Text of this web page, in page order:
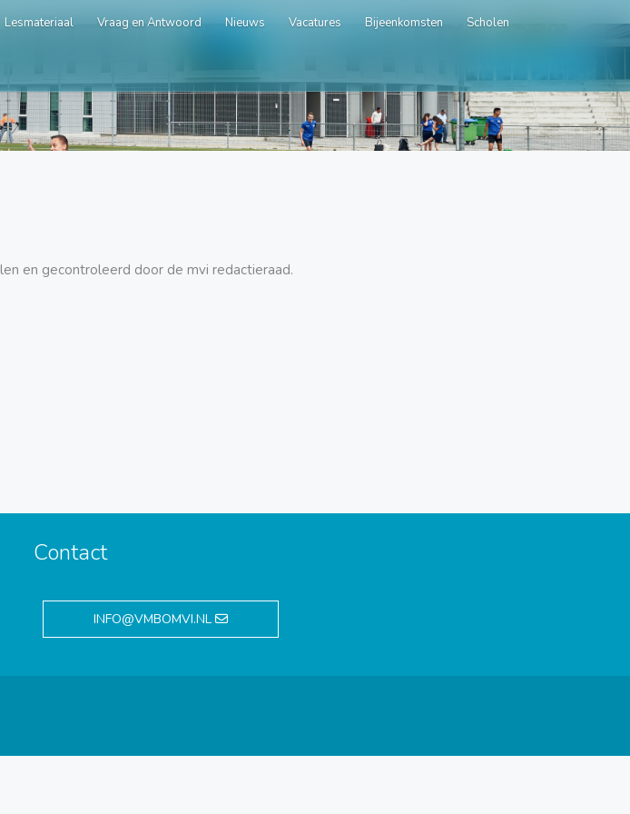
Lesmateriaal Vraag en Antwoord Nieuws Vacatures Bijeenkomsten Scholen
en gecontroleerd door de mvi redactieraad.
Contact
INFO@VMBOMVI.NL